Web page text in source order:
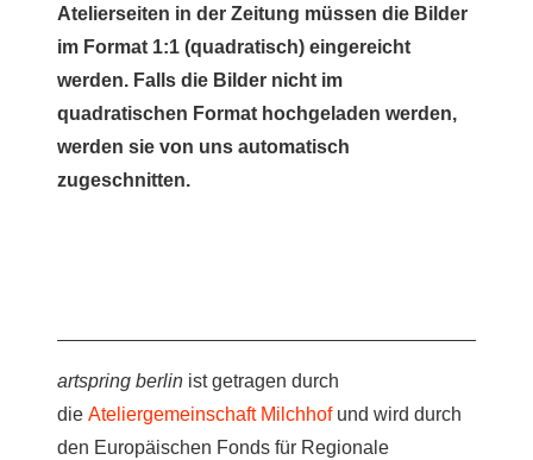
Atelierseiten in der Zeitung müssen die Bilder
im Format 1:1 (quadratisch) eingereicht
werden. Falls die Bilder nicht im
quadratischen Format hochgeladen werden,
werden sie von uns automatisch
zugeschnitten.
artspring berlin ist getragen durch
die Ateliergemeinschaft Milchhofund wird durch
den Europäischen Fonds für Regionale